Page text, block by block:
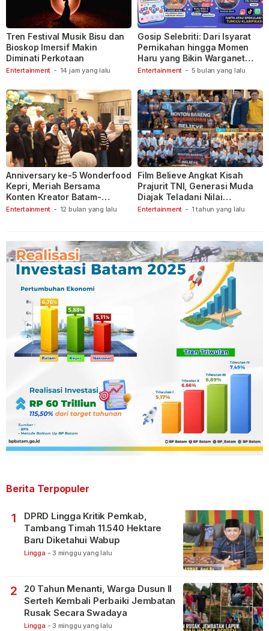
Entertainment - 14 jam yang lalu
Tren Festival Musik Bisu dan
Bioskop Imersif Makin
Diminati Perkotaan
Entertainment - 5 bulan yang lalu
Gosip Selebriti: Dari Isyarat
Pernikahan hingga Momen
Haru yang Bikin Warganet
Berspekulasi
Entertainment - 12 bulan yang lalu
Anniversary ke-5 Wonderfood
Kepri, Meriah Bersama
Konten Kreator Batam-
Tanjungpinang
Entertainment - 1 tahun yang lalu
Film Believe Angkat Kisah
Prajurit TNI, Generasi Muda
Diajak Teladani Nilai
Keberanian
Berita Terpopuler
1
DPRD Lingga Kritik Pemkab,
Tambang Timah 11.540 Hektare
Baru Diketahui Wabup
Lingga - 3 minggu yang lalu
2
20 Tahun Menanti, Warga Dusun II
Serteh Kembali Perbaiki Jembatan
Rusak Secara Swadaya
Lingga - 3 minggu yang lalu